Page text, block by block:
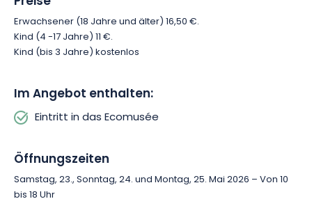
Erwachsener (18 Jahre und älter) 16,50 €.
Kind (4 -17 Jahre) 11 €.
Kind (bis 3 Jahre) kostenlos
Im Angebot enthalten:
Eintritt in das Ecomusée
Öffnungszeiten
Samstag, 23., Sonntag, 24. und Montag, 25. Mai 2026 – Von 10
bis 18 Uhr